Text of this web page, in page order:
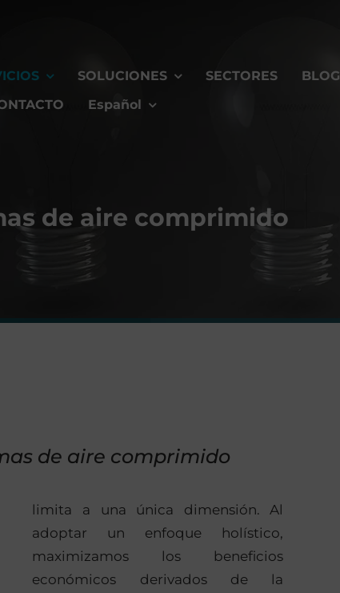
¿Quieres más información?
SOLUCIONES SECTORES
BLOG
Español
de aire comprimido
de aire comprimido
limita a una única dimensión. Al
adoptar un enfoque holístico,
maximizamos los beneficios
económicos derivados de la